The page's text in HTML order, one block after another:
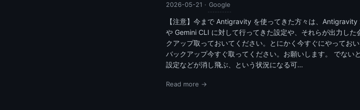
2026-05-21 · Google
【注意】今まで Antigravity を使ってきた方々は、
や Gemini CLI に対して行ってきた設定や、それらが出力し
クアップ取っておいてください。とにかく今すぐにやってお
バックアップ今すぐ取ってください。お願いします。 でな
設定などが消し飛ぶ、という状況になる可…
Read more →